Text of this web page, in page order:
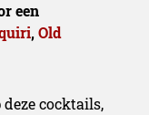
een
,Old
cocktails,